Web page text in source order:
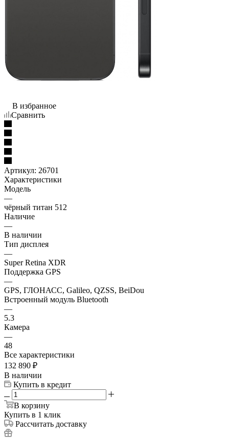
В избранное
Сравнить
Артикул: 26701
Характеристики
Модель
—
чёрный титан 512
Наличие
—
В наличии
Тип дисплея
—
Super Retina XDR
Поддержка GPS
—
GPS, ГЛОНАСС, Galileo, QZSS, BeiDou
Встроенный модуль Bluetooth
—
5.3
Камера
—
48
Все характеристики
132 890 ₽
В наличии
Купить в кредит
В корзину
Купить в 1 клик
Рассчитать доставку